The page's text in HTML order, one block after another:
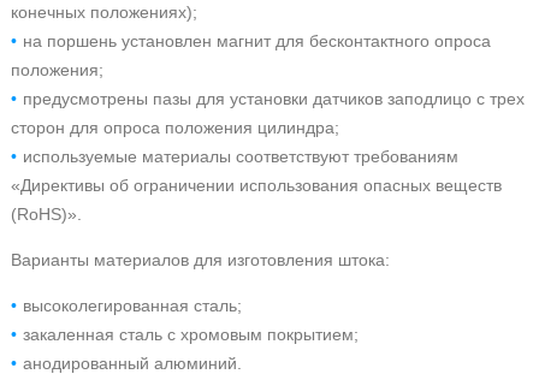
конечных положениях);
на поршень установлен магнит для бесконтактного опроса
положения;
предусмотрены пазы для установки датчиков заподлицо с трех
сторон для опроса положения цилиндра;
используемые материалы соответствуют требованиям
«Директивы об ограничении использования опасных веществ
(RoHS)».
Варианты материалов для изготовления штока:
высоколегированная сталь;
закаленная сталь с хромовым покрытием;
анодированный алюминий.